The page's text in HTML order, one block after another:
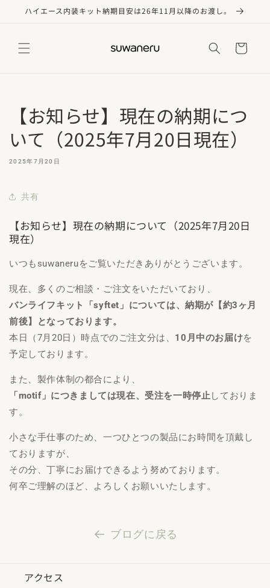
ンツに
ハイエース内装キット納期目安は26年11月以降のお渡し。
ー
【お知らせ】現在の納期につ
いて（2025年7月20日現在）
2025年7月20日
共有
【お知らせ】現在の納期について（2025年7月20日
現在）
いつもsuwaneruをご覧いただきありがとうございます。
現在、多くのご相談・ご注文をいただいており、
バンライフキット「syftet」については、納期が【約3ヶ月
前後】となっております。
本日（7月20日）時点でのご注文分は、 10月中のお届けを
予定しております。
また、製作体制の都合により、
「motif」につきましては現在、受注を一時停止しておりま
す。
小さな手仕事のため、一つひとつの製品にお時間を頂戴し
ておりますが、
その分、丁寧にお届けできるよう努めております。
何卒ご理解のほど、よろしくお願いいたします。
ブログに戻る
アクセス